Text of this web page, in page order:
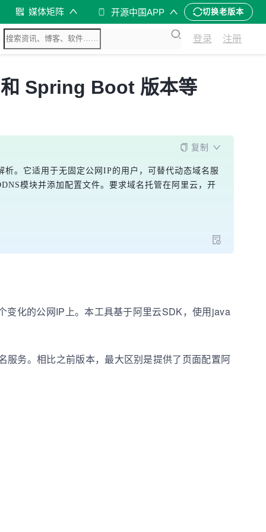
媒体矩阵 开源中国APP 切换老版本
登录 注册
Spring Boot 版本等
复制
。它适用于无固定公网IP的用户，可替代动态域名服
模块并添加配置文件。要求域名托管在阿里云，开
变化的公网IP上。本工具基于阿里云SDK，使用java
务。相比之前版本，最大区别是提供了页面配置阿